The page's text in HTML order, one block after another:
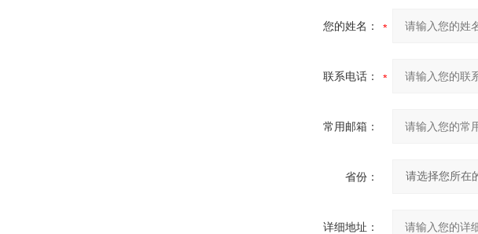
您的姓名：
联系电话：
常用邮箱：
省份：
详细地址：